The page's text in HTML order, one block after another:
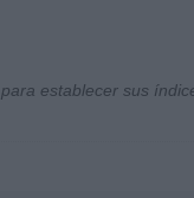
establecer sus